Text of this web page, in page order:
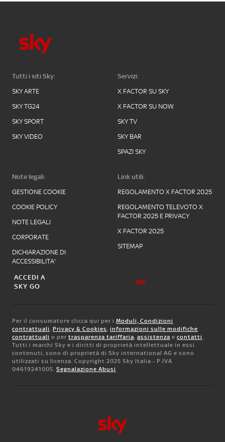
Tutti i siti Sky:
SKY ARTE
SKY TG24
SKY SPORT
SKY VIDEO
Servizi:
X FACTOR SU SKY
X FACTOR SU NOW
SKY TV
SKY BAR
SPAZI SKY
Note legali:
GESTIONE COOKIE
COOKIE POLICY
NOTE LEGALI
CORPORATE
DICHIARAZIONE DI
ACCESSIBILITA'
Link utili:
REGOLAMENTO X FACTOR 2025
REGOLAMENTO TELEVOTO X
FACTOR 2025 E PRIVACY
X FACTOR 2025
SITEMAP
ACCEDI A
SKY GO
Per il consumatore clicca qui per i Moduli, Condizioni
contrattuali, Privacy & Cookies, informazioni sulle modifiche
contrattuali o per trasparenza tariffaria, assistenza e contatti.
Tutti i marchi Sky e i diritti di proprietà intellettuale in essi
contenuti, sono di proprietà di Sky international AG e sono
utilizzati su licenza. Copyright 2025 Sky Italia - P.IVA
04619241005. Segnalazione Abusi